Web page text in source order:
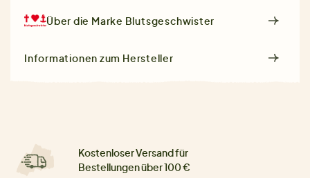
Über die Marke Blutsgeschwister
Informationen zum Hersteller
Kostenloser Versand für
Bestellungen über 100 €